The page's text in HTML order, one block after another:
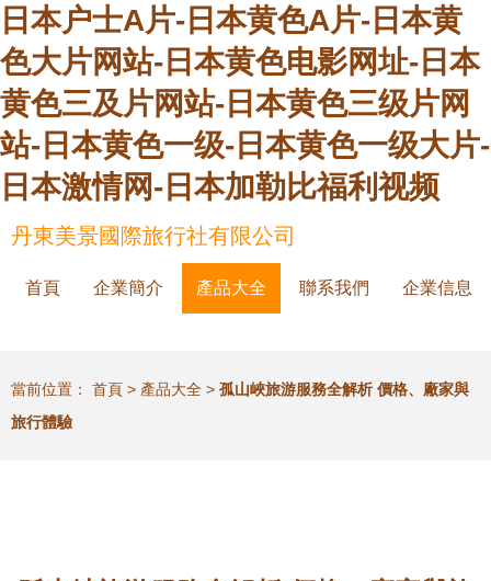
日本户士A片-日本黄色A片-日本黄
色大片网站-日本黄色电影网址-日本
黄色三及片网站-日本黄色三级片网
站-日本黄色一级-日本黄色一级大片-
日本激情网-日本加勒比福利视频
丹東美景國際旅行社有限公司
首頁 企業簡介 產品大全 聯系我們 企業信息
當前位置： 首頁 > 產品大全 > 孤山峽旅游服務全解析 價格、廠家與
旅行體驗